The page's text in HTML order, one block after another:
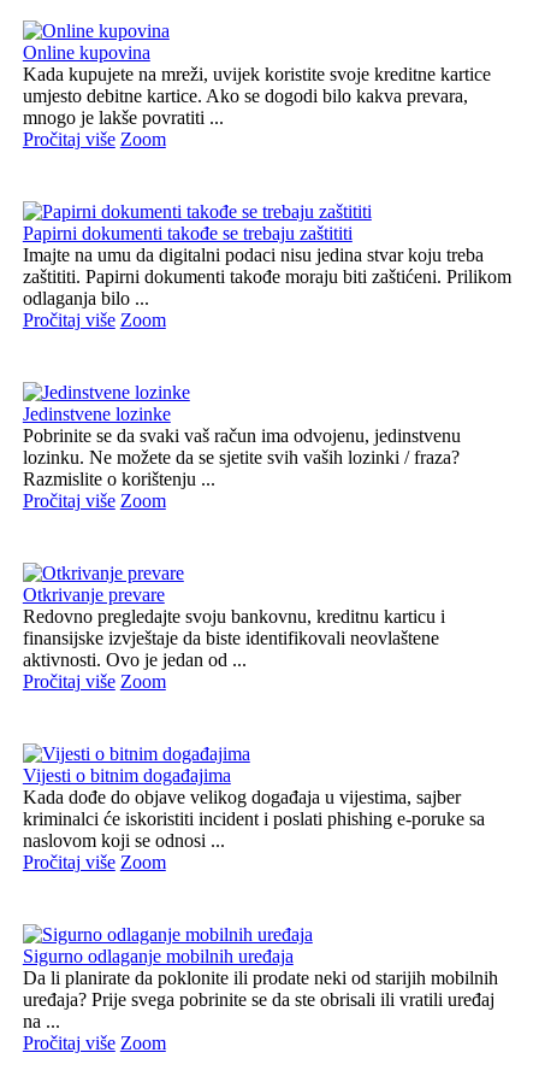
Online kupovina
Kada kupujete na mreži, uvijek koristite svoje kreditne kartice
umjesto debitne kartice. Ako se dogodi bilo kakva prevara,
mnogo je lakše povratiti ...
Pročitaj više Zoom
Papirni dokumenti takođe se trebaju zaštititi
Imajte na umu da digitalni podaci nisu jedina stvar koju treba
zaštititi. Papirni dokumenti takođe moraju biti zaštićeni. Prilikom
odlaganja bilo ...
Pročitaj više Zoom
Jedinstvene lozinke
Pobrinite se da svaki vaš račun ima odvojenu, jedinstvenu
lozinku. Ne možete da se sjetite svih vaših lozinki / fraza?
Razmislite o korištenju ...
Pročitaj više Zoom
Otkrivanje prevare
Redovno pregledajte svoju bankovnu, kreditnu karticu i
finansijske izvještaje da biste identifikovali neovlaštene
aktivnosti. Ovo je jedan od ...
Pročitaj više Zoom
Vijesti o bitnim događajima
Kada dođe do objave velikog događaja u vijestima, sajber
kriminalci će iskoristiti incident i poslati phishing e-poruke sa
naslovom koji se odnosi ...
Pročitaj više Zoom
Sigurno odlaganje mobilnih uređaja
Da li planirate da poklonite ili prodate neki od starijih mobilnih
uređaja? Prije svega pobrinite se da ste obrisali ili vratili uređaj
na ...
Pročitaj više Zoom